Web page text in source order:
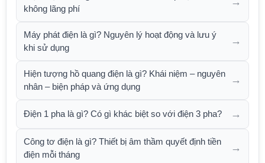
không lãng phí
Máy phát điện là gì? Nguyên lý hoạt động và lưu ý
khi sử dụng
→
Hiện tượng hồ quang điện là gì? Khái niệm – nguyên
nhân – biện pháp và ứng dụng
→
Điện 1 pha là gì? Có gì khác biệt so với điện 3 pha? →
Công tơ điện là gì? Thiết bị âm thầm quyết định tiền
điện mỗi tháng
→